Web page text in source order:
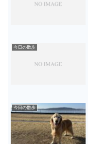
今日の散歩
今日の散歩